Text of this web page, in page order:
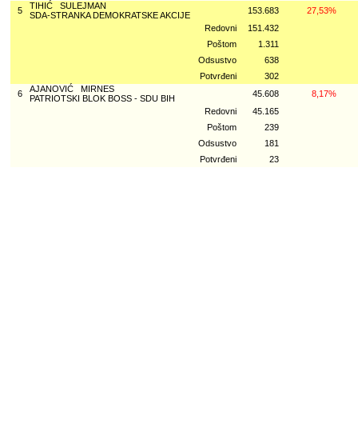
5
TIHIĆ SULEJMAN
SDA-STRANKA DEMOKRATSKE AKCIJE
153.683
27,53%
Redovni
151.432
Poštom
1.311
Odsustvo
638
Potvrđeni
302
6
AJANOVIĆ MIRNES
PATRIOTSKI BLOK BOSS - SDU BIH
45.608
8,17%
Redovni
45.165
Poštom
239
Odsustvo
181
Potvrđeni
23